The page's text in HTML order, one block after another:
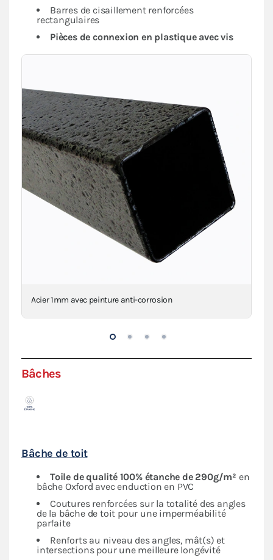
Barres de cisaillement renforcées
rectangulaires
Pièces de connexion en plastique avec vis
Acier 1mm avec peinture anti-corrosion
Bâches
Bâche de toit
Toile de qualité 100% étanche de 290g/m² en
bâche Oxford avec enduction en PVC
Coutures renforcées sur la totalité des angles
de la bâche de toit pour une imperméabilité
parfaite
Renforts au niveau des angles, mât(s) et
intersections pour une meilleure longévité